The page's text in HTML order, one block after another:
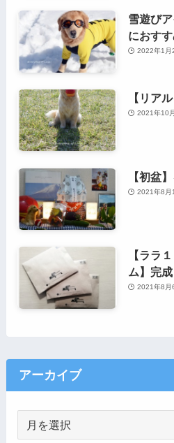
雪遊び
におす
2022年1月
【リア
2021年10
【初盆
2021年8月
【ララ
ム】完
2021年8月
アーカイブ